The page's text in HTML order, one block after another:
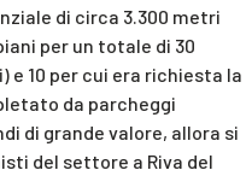
di circa 3.300 metri
per un totale di 30
e 10 per cui era richiesta la
da parcheggi
di grande valore, allora si
del settore a Riva del